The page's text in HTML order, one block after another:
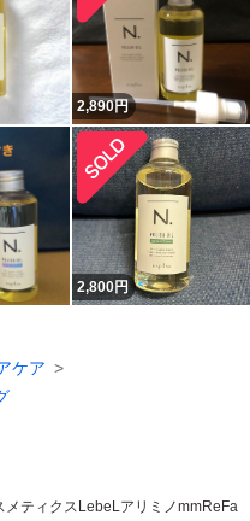
2,890円
2,800円
ケア
メティクス LebeLアリミノmmReFa